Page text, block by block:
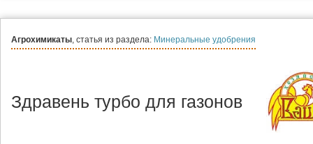
Агрохимикаты, статья из раздела: Минеральные удобрения
Здравень турбо для газонов